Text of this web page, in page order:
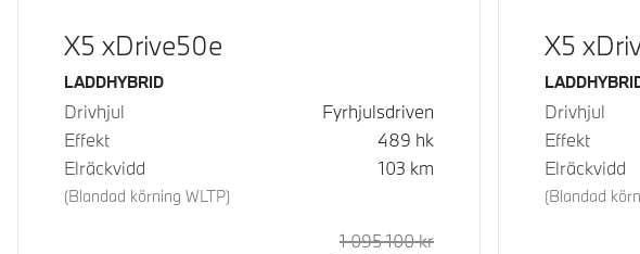
X5 xDrive50e
Bränsle
LADDHYBRID
Drivhjul
Fyrhjulsdriven
Effekt
489 hk
Elräckvidd
(Blandad körning WLTP)
103 km
Rek. ord pris
1 095 100krKontantpris
X5
Bränsle
Drivhjul
Effekt
Elräckvidd
(Blandad